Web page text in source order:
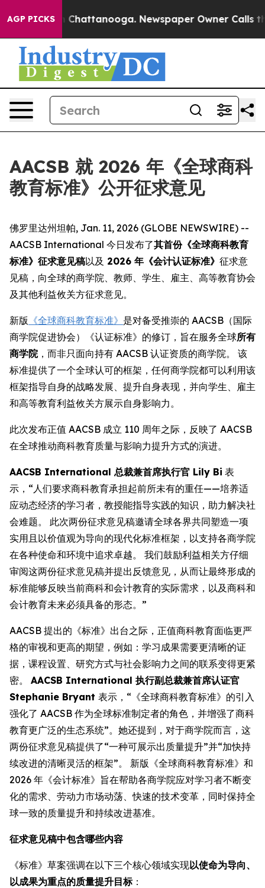
AGP PICKS
Chaos in Chattanooga. Newspaper Owner Calls the
AACSB 就 2026 年《全球商科
教育标准》公开征求意见
佛罗里达州坦帕, Jan. 11, 2026 (GLOBE NEWSWIRE) --
AACSB International 今日发布了其首份《全球商科教育
标准》征求意见稿以及 2026 年《会计认证标准》 征求意
见稿，向全球的商学院、教师、学生、雇主、高等教育协会
及其他利益攸关方征求意见。
新版 《全球商科教育标准》 是对备受推崇的 AACSB（国际
商学院促进协会）《认证标准》的修订，旨在服务全球所有
商学院，而非只面向持有 AACSB 认证资质的商学院。 该
标准提供了一个全球认可的框架，任何商学院都可以利用该
框架指导自身的战略发展、提升自身表现，并向学生、雇主
和高等教育利益攸关方展示自身影响力。
此次发布正值 AACSB 成立 110 周年之际，反映了 AACSB
在全球推动商科教育质量与影响力提升方式的演进。
AACSB International 总裁兼首席执行官 Lily Bi 表
示，“人们要求商科教育承担起前所未有的重任——培养适
应动态经济的学习者，教授能指导实践的知识，助力解决社
会难题。 此次两份征求意见稿邀请全球各界共同塑造一项
实用且以价值观为导向的现代化标准框架，以支持各商学院
在各种使命和环境中追求卓越。 我们鼓励利益相关方仔细
审阅这两份征求意见稿并提出反馈意见，从而让最终形成的
标准能够反映当前商科和会计教育的实际需求，以及商科和
会计教育未来必须具备的形态。”
AACSB 提出的《标准》出台之际，正值商科教育面临更严
格的审视和更高的期望，例如：学习成果需要更清晰的证
据，课程设置、研究方式与社会影响力之间的联系变得更紧
密。 AACSB International 执行副总裁兼首席认证官
Stephanie Bryant 表示，“《全球商科教育标准》的引入
强化了 AACSB 作为全球标准制定者的角色，并增强了商科
教育更广泛的生态系统”。她还提到，对于商学院而言，这
两份征求意见稿提供了“一种可展示出质量提升”并“加快持
续改进的清晰灵活的框架”。 新版《全球商科教育标准》和
2026 年《会计标准》旨在帮助各商学院应对学习者不断变
化的需求、劳动力市场动荡、快速的技术变革，同时保持全
球一致的质量提升和持续改进基准。
征求意见稿中包含哪些内容
《标准》草案强调在以下三个核心领域实现以使命为导向、
以成果为重点的质量提升目标：